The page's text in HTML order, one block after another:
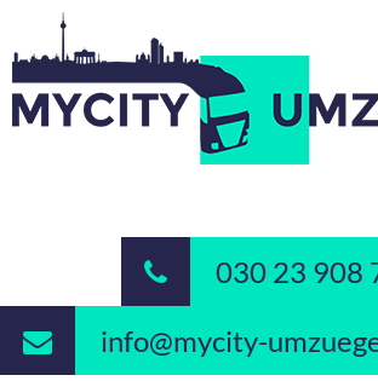
030 23 908
info@mycity-